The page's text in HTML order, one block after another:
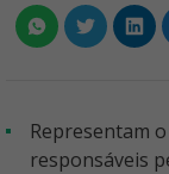
Representam o "poder legislativo" no condomínio. São
responsáveis